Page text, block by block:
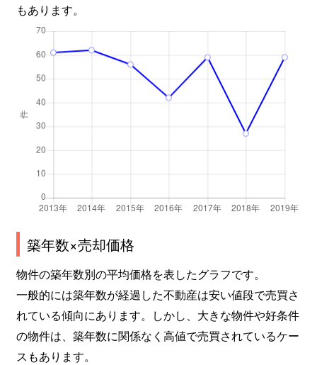
もあります。
築年数×売却価格
物件の築年数別の平均価格を表したグラフです。
一般的には築年数が経過した不動産は安い値段で売買さ
れている傾向にあります。しかし、大きな物件や好条件
の物件は、築年数に関係なく高値で売買されているケー
スもあります。